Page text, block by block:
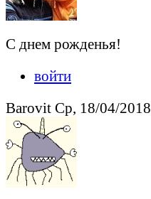
С днем рожденья!
войти
Barovit Ср, 18/04/